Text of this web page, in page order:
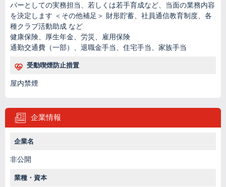
バーとしての実務担当、若しくは若手育成など、当面の業務内容
を決定します ＜その他補足＞ 財形貯蓄、社員通信教育制度、各
種クラブ活動助成 など
健康保険、厚生年金、労災、雇用保険
通勤交通費（一部）、退職金手当、住宅手当、家族手当
受動喫煙防止措置
屋内禁煙
企業情報
企業名
非公開
業種・資本